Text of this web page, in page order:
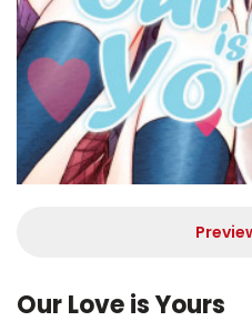
Our Love is Yours